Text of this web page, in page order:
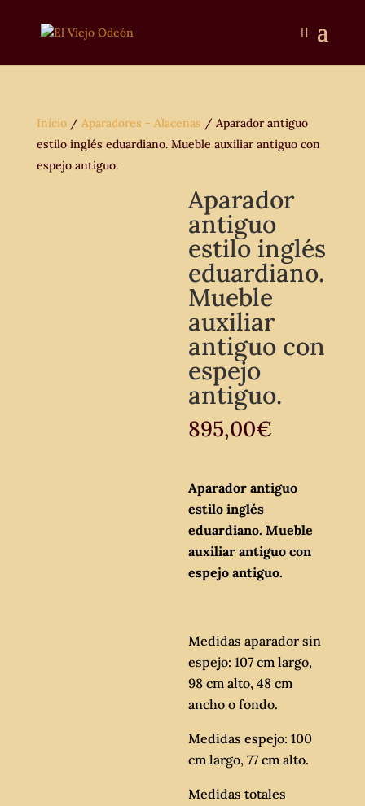
Inicio/ Aparadores - Alacenas / Aparador antiguo
estilo inglés eduardiano. Mueble auxiliar antiguo con
espejo antiguo.
Aparador
antiguo
estilo inglés
eduardiano.
Mueble
auxiliar
antiguo con
espejo
antiguo.
895,00€
Aparador antiguo
estilo inglés
eduardiano. Mueble
auxiliar antiguo con
espejo antiguo.
Medidas aparador sin
espejo: 107 cm largo,
98 cm alto, 48 cm
ancho o fondo.
Medidas espejo: 100
cm largo, 77 cm alto.
Medidas totales